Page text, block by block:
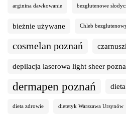
arginina dawkowanie bezglutenowe
bieżnie używane Chleb
cosmelan poznań
depilacja laserowa light sheer
dermapen poznań
dieta zdrowie dietetyk Warszawa Ursynów